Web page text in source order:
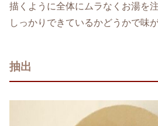
描くように全体にムラなくお湯を
しっかりできているかどうかで味
抽出